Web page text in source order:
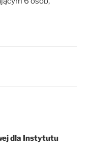
dla Instytutu